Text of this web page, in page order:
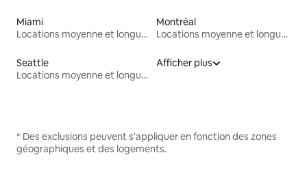
Miami
Locations moyenne et longue durée
Montréal
Locations moyenne et longue durée
Seattle
Locations moyenne et longue durée
Afficher plus
* Des exclusions peuvent s'appliquer en fonction des zones
géographiques et des logements.